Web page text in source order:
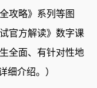
攻略》系列等图
官方解读》数字课
全面、有针对性地
细介绍。）